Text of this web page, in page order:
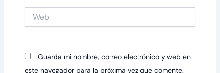
Guarda mi nombre, correo electrónico y web en
este navegador para la próxima vez que comente.